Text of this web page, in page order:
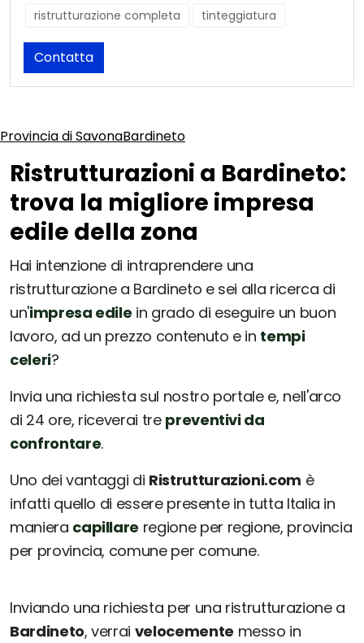
ristrutturazione completa
tinteggiatura
Contatta
Provincia di SavonaBardineto
Ristrutturazioni a Bardineto:
trova la migliore impresa
edile della zona
Hai intenzione di intraprendere una
ristrutturazione a Bardineto e sei alla ricerca di
un'impresa edile in grado di eseguire un buon
lavoro, ad un prezzo contenuto e in tempi
celeri?
Invia una richiesta sul nostro portale e, nell'arco
di 24 ore, riceverai tre preventivi da
confrontare.
Uno dei vantaggi di Ristrutturazioni.com è
infatti quello di essere presente in tutta Italia in
maniera capillare regione per regione, provincia
per provincia, comune per comune.
Inviando una richiesta per una ristrutturazione a
Bardineto, verrai velocemente messo in